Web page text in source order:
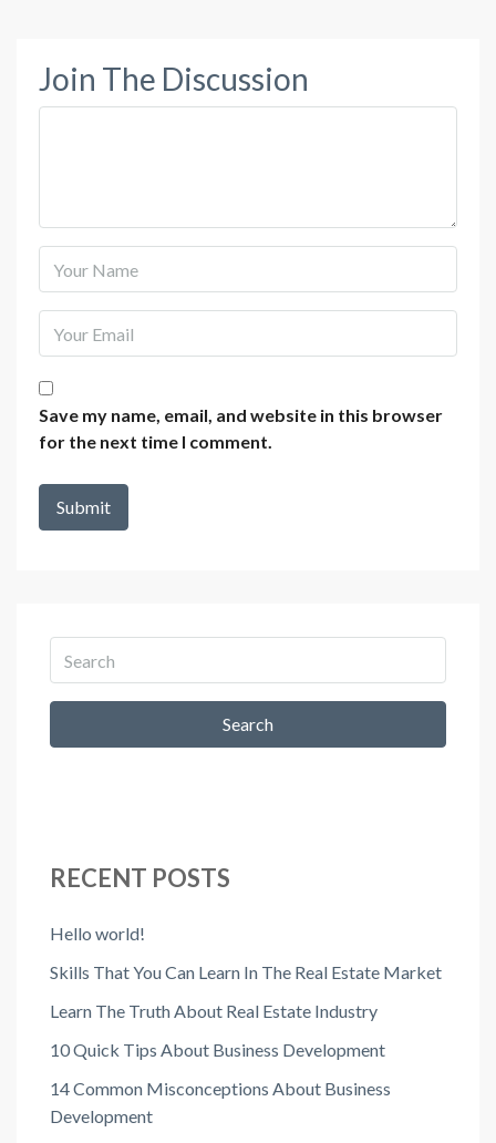
Join The Discussion
Save my name, email, and website in this browser
for the next time I comment.
Search
RECENT POSTS
Hello world!
Skills That You Can Learn In The Real Estate Market
Learn The Truth About Real Estate Industry
10 Quick Tips About Business Development
14 Common Misconceptions About Business
Development